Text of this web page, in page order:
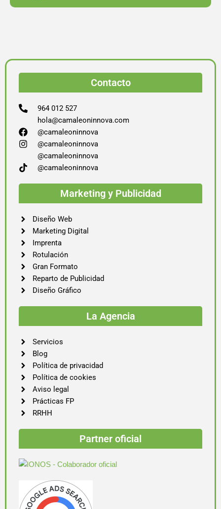
Contacto
964 012 527
hola@camaleoninnova.com
@camaleoninnova
@camaleoninnova
@camaleoninnova
@camaleoninnova
Marketing y Publicidad
Diseño Web
Marketing Digital
Imprenta
Rotulación
Gran Formato
Reparto de Publicidad
Diseño Gráfico
La Agencia
Servicios
Blog
Política de privacidad
Política de cookies
Aviso legal
Prácticas FP
RRHH
Partner oficial